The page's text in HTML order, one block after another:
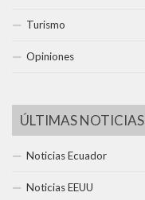
Turismo
Opiniones
ÚLTIMAS NOTICIAS
Noticias Ecuador
Noticias EEUU